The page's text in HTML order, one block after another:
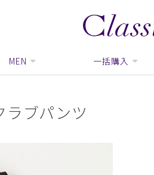
MEN 一括購入
ブパンツ